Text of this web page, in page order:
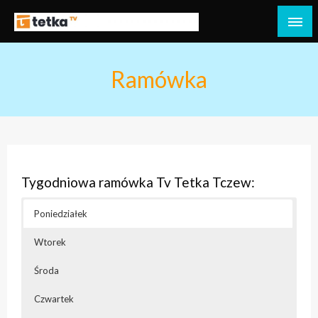
treściTv Tetka Tczew
Tetka Tczew – Twoja lokalna telewizja!
Ramówka
Tygodniowa ramówka Tv Tetka Tczew:
Poniedziałek
Wtorek
Środa
Czwartek